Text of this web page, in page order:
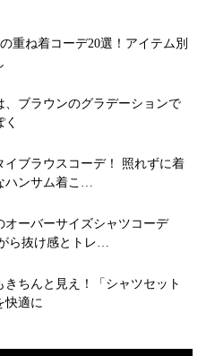
重ね着コーデ20選！アイテム別
、ブラウンのグラデーションで
イブラウスコーデ！ 照れずに着
ハンサム着こ…
オーバーサイズシャツコーデ
ら抜け感とトレ…
きちんと見え！「シャツセット
快適に